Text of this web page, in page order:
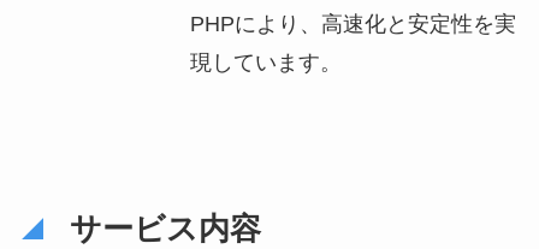
PHPにより、高速化と安定性を実
現しています。
サービス内容